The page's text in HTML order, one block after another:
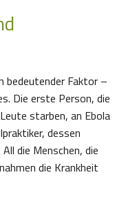
bedeutender Faktor –
Die erste Person, die
starben, an Ebola
dessen
die Menschen, die
die Krankheit